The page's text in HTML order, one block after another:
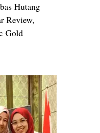
Hutang
Review,
Gold